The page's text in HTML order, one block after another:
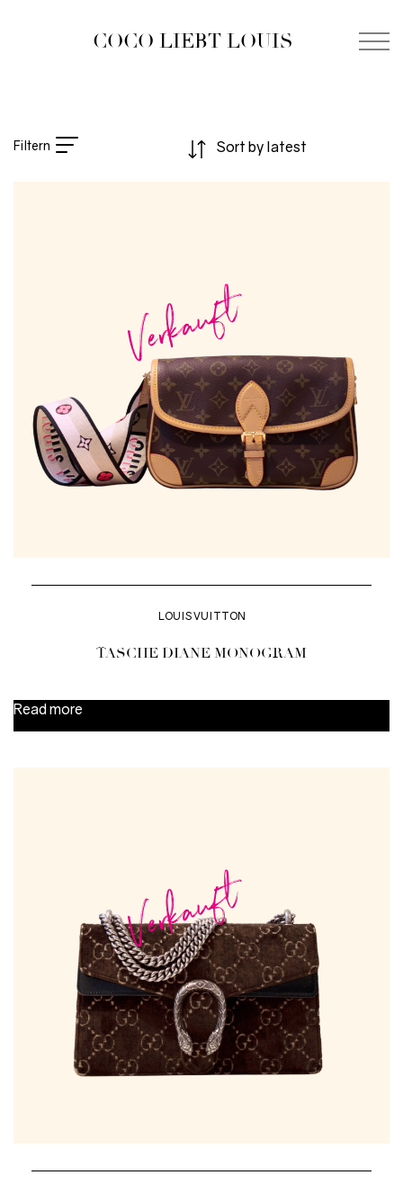
COCO LIEBT LOUIS
Filtern
Verkauft
LOUIS VUITTON
TASCHE DIANE MONOGRAM
Read more
Verkauft